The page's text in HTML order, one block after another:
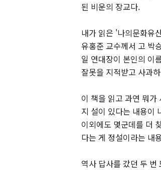
된 비운의 장교다.
내가 읽은 '나의문화유
유홍준 교수께서 고 박
일 연대장이 본인의 이
잘못을 지적받고 사과
이 책을 읽고 과연 뭐
지 설이 있다는 내용이
이외에도 몇군데를 더
다는 게 정설이라는 내
역사 답사를 갔던 두